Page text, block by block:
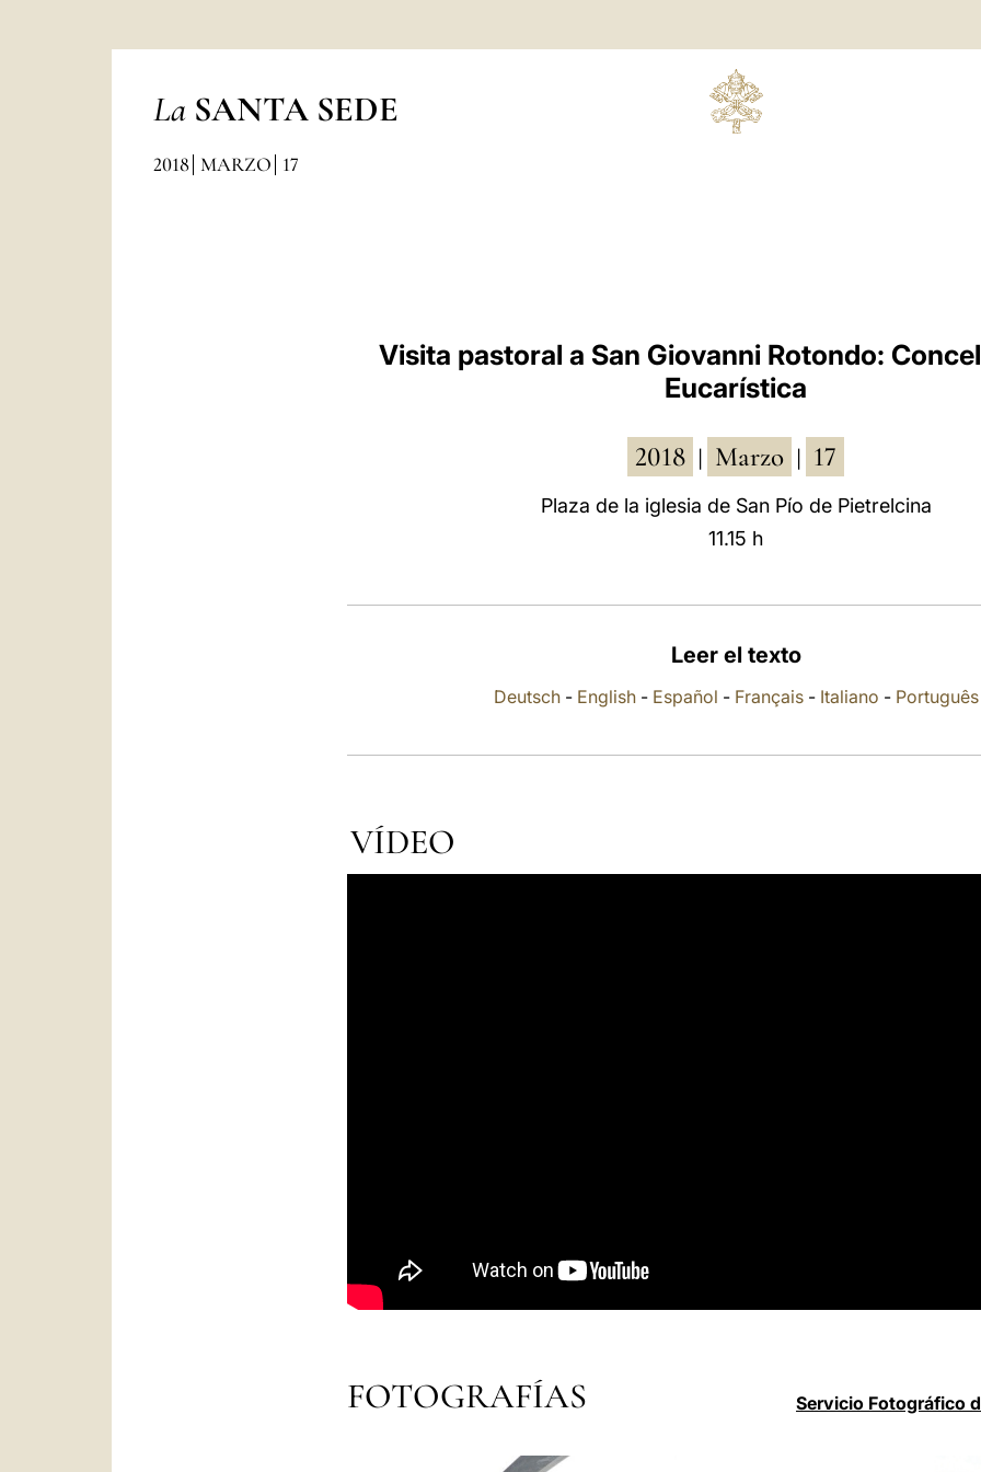
La SANTA SEDE
2018 MARZO 17
Visita pastoral a San Giovanni Rotondo:
Eucarística
2018 Marzo 17
Plaza de la iglesia de San Pío de Pietrelcina
11.15 h
Leer el texto
Deutsch- English- Español - Français- Italiano - Português
VÍDEO
FOTOGRAFÍAS Servicio Fotográfico